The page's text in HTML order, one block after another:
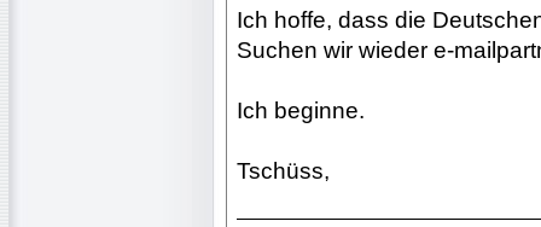
Ich hoffe, dass die
Suchen wir wieder e-
Ich beginne.
Tschüss,